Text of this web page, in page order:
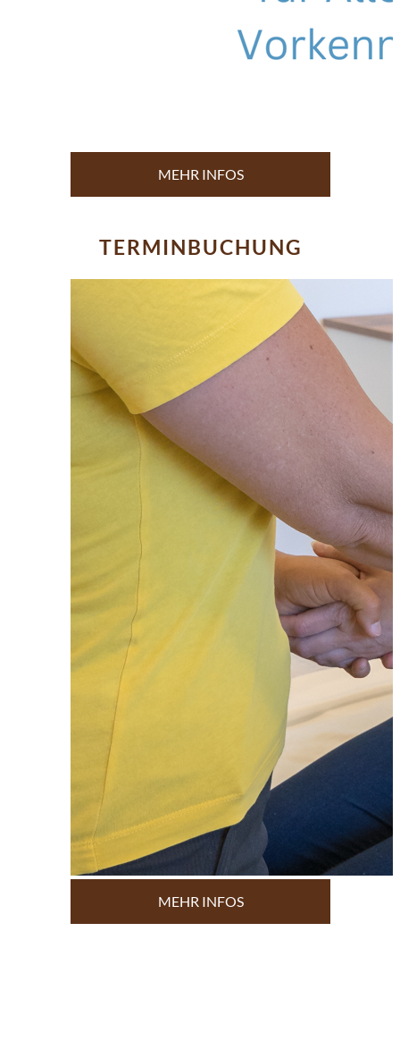
MEHR INFOS
TERMINBUCHUNG
MEHR INFOS